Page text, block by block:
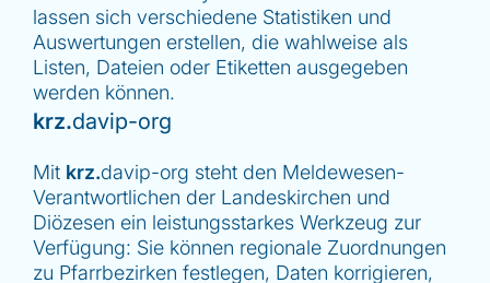
lassen sich verschiedene Statistiken und
Auswertungen erstellen, die wahlweise als
Listen, Dateien oder Etiketten ausgegeben
werden können.
krz.davip-org
Mit krz.davip-org steht den Meldewesen-
Verantwortlichen der Landeskirchen und
Diözesen ein leistungsstarkes Werkzeug zur
Verfügung: Sie können regionale Zuordnungen
zu Pfarrbezirken festlegen, Daten korrigieren,